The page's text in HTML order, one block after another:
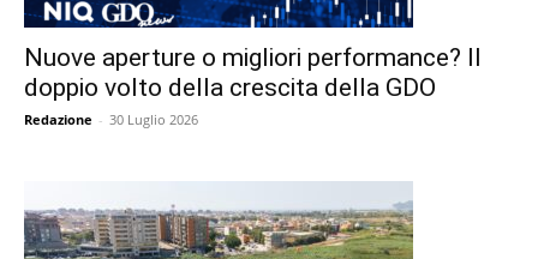
Nuove aperture o migliori performance? Il
doppio volto della crescita della GDO
Redazione - 30 Luglio 2026